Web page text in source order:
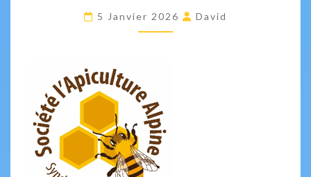
PRÉSIDENT
2026
5 Janvier 2026 David